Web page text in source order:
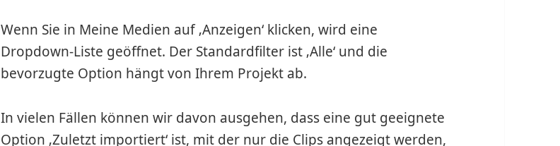
Wenn Sie in Meine Medien auf ‚Anzeigen‘ klicken, wird eine
Dropdown-Liste geöffnet. Der Standardfilter ist ‚Alle‘ und die
bevorzugte Option hängt von Ihrem Projekt ab.
In vielen Fällen können wir davon ausgehen, dass eine gut geeignete
Option ‚Zuletzt importiert‘ ist, mit der nur die Clips angezeigt werden,